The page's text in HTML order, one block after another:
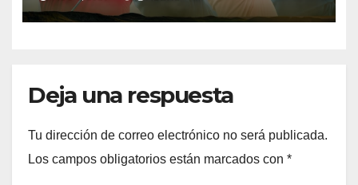
el Jacques Léglise Trophy
Deja una respuesta
Tu dirección de correo electrónico no será publicada.
Los campos obligatorios están marcados con *